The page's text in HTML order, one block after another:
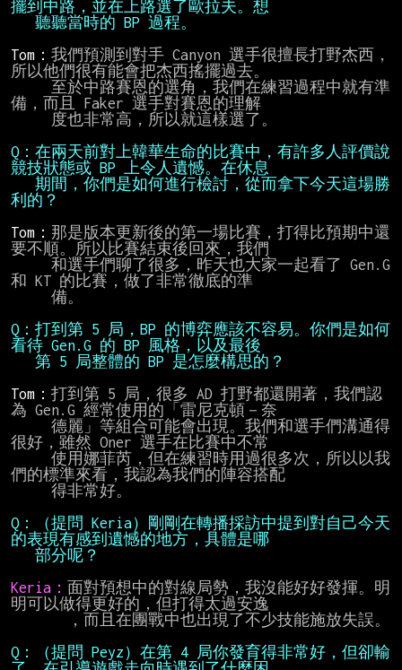
   聽聽當時的 BP 過程。
Tom： 我們預測到對手 Canyon 選手很擅長打野杰西，
所以他們很有能會把杰西搖擺過去。
備，而且 Faker 選手對賽恩的理解
Q：在兩天前對上韓華生命的比賽中，有許多人評價說
利的？
Tom： 那是版本更新後的第一場比賽，打得比預期中還
要不順。所以比賽結束後回來，我們
和 KT 的比賽，做了非常徹底的準
Q：打到第 5 局，BP 的博弈應該不容易。你們是如何
   第 5 局整體的 BP 是怎麼構思的？
Tom： 打到第 5 局，很多 AD 打野都還開著，我們認
為 Gen.G 經常使用的「雷尼克頓－奈
很好，雖然 Oner 選手在比賽中不常
們的標準來看，我認為我們的陣容搭配
Q：（提問 Keria）剛剛在轉播採訪中提到對自己今天
   部分呢？
Keria： 面對預想中的對線局勢，我沒能好好發揮。明
明可以做得更好的，但打得太過安逸
Q：（提問 Peyz）在第 4 局你發育得非常好，但卻輸